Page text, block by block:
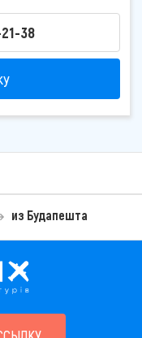
38
из Будапешта